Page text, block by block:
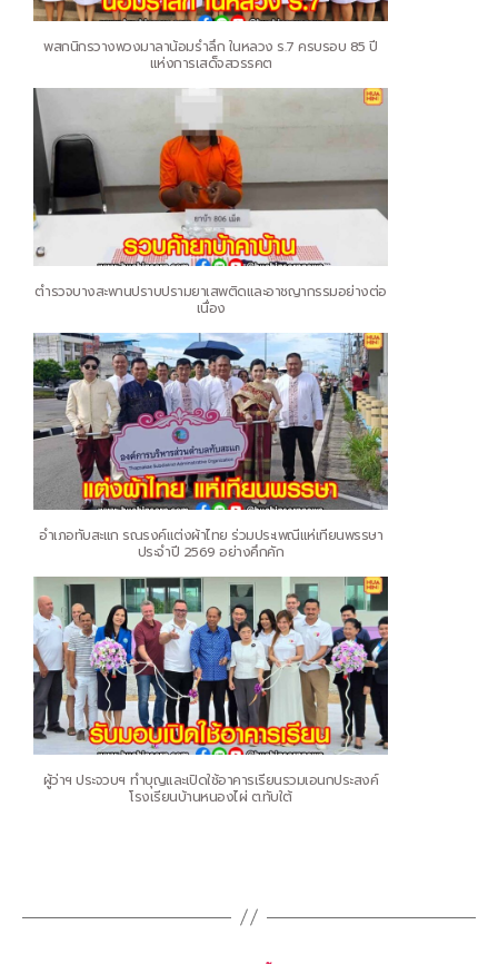
พสกนิกรวางพวงมาลาน้อมรำลึก ในหลวง ร.7 ครบรอบ 85 ปี
แห่งการเสด็จสวรรคต
ตำรวจบางสะพานปราบปรามยาเสพติดและอาชญากรรมอย่างต่อ
เนื่อง
อำเภอทับสะแก รณรงค์แต่งผ้าไทย ร่วมประเพณีแห่เทียนพรรษา
ประจำปี 2569 อย่างคึกคัก
ผู้ว่าฯ ประจวบฯ ทำบุญและเปิดใช้อาคารเรียนรวมเอนกประสงค์
โรงเรียนบ้านหนองไผ่ ต.ทับใต้